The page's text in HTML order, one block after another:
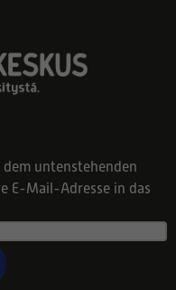
untenstehenden
E-Mail-Adresse in das